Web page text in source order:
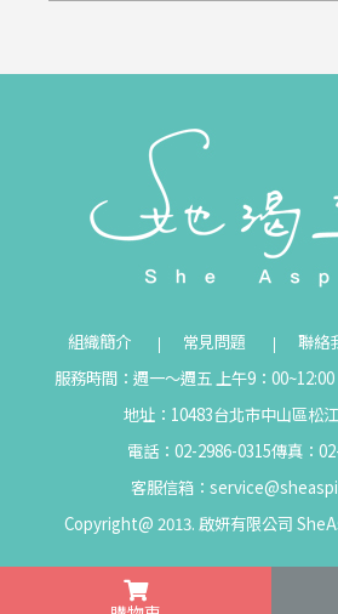
組織簡介 常見問題 聯絡
服務時間：週一～週五 上午9：
地址：10483台北市中山區松
電話：02-2986-0315傳真：
客服信箱：
Copyright@ 2013. 啟妍有限公司